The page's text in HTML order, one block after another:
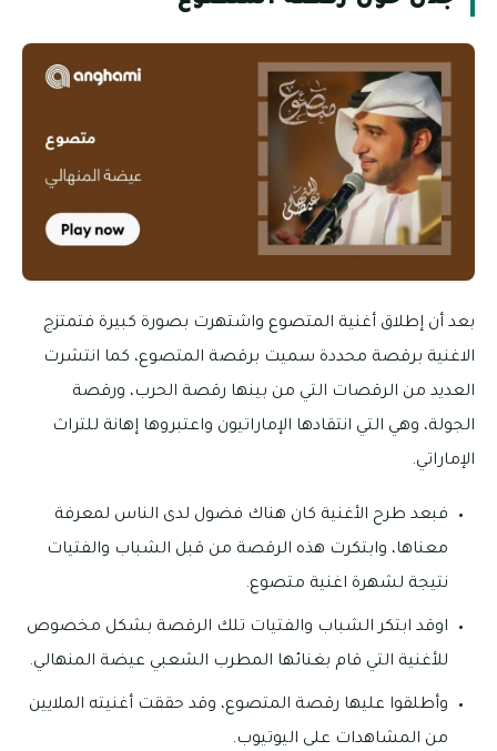
بعد أن إطلاق أغنية المتصوع واشتهرت بصورة كبيرة فتمتزج
الاغنية برقصة محددة سميت برقصة المتصوع، كما انتشرت
العديد من الرقصات التي من بينها رقصة الحرب، ورقصة
الجولة، وهي التي انتقادها الإماراتيون واعتبروها إهانة للتراث
الإماراتي.
فبعد طرح الأغنية كان هناك فضول لدى الناس لمعرفة
معناها، وابتكرت هذه الرقصة من قبل الشباب والفتيات
نتيجة لشهرة اغنية متصوع.
اوقد ابتكر الشباب والفتيات تلك الرقصة بشكل مخصوص
للأغنية التي قام بغنائها المطرب الشعبي عيضة المنهالي.
وأطلقوا عليها رقصة المتصوع، وقد حققت أغنيته الملايين
من المشاهدات على اليوتيوب.